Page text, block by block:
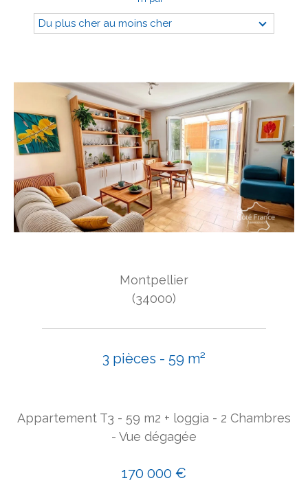
Du plus cher au moins cher
Montpellier
(34000)
3 pièces - 59 m²
Appartement T3 - 59 m2 + loggia - 2 Chambres
- Vue dégagée
170 000 €
Budget
Surface
Pièces
Pièces
Référence
AFFINER LES CRITÈRES
FILTRER PAR
EXCLUSIVITÉS NOUVEAUTÉS